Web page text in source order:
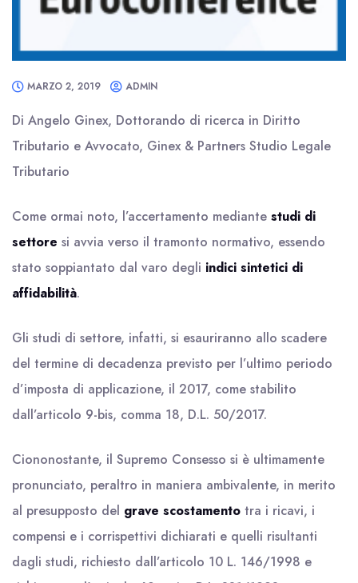
MARZO 2, 2019 ADMIN
Di Angelo Ginex, Dottorando di ricerca in Diritto
Tributario e Avvocato, Ginex & Partners Studio Legale
Tributario
Come ormai noto, l’accertamento mediante studi di
settore si avvia verso il tramonto normativo, essendo
stato soppiantato dal varo degli indici sintetici di
affidabilità.
Gli studi di settore, infatti, si esauriranno allo scadere
del termine di decadenza previsto per l’ultimo periodo
d’imposta di applicazione, il 2017, come stabilito
dall’articolo 9-bis, comma 18, D.L. 50/2017.
Ciononostante, il Supremo Consesso si è ultimamente
pronunciato, peraltro in maniera ambivalente, in merito
al presupposto del grave scostamento tra i ricavi, i
compensi e i corrispettivi dichiarati e quelli risultanti
dagli studi, richiesto dall’articolo 10 L. 146/1998 e